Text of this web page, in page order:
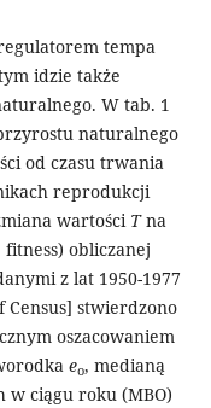
tempa
idzie także
W tab. 1
naturalnego
od czasu trwania
reprodukcji
wartości Tna
obliczanej
z lat 1950-1977
Census] stwierdzono
oszacowaniem
eo, medianą
w ciągu roku (MBO)